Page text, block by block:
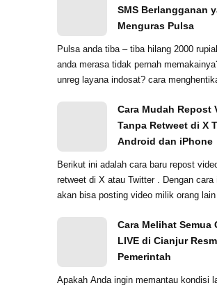
SMS Berlangganan
Menguras Pulsa
Pulsa anda tiba – tiba hilang 2000
anda merasa tidak pernah
unreg layana indosat? cara
Cara Mudah Repost
Tanpa Retweet di X
Android dan iPhone
Berikut ini adalah cara baru repost
retweet di X atau Twitter . Dengan cara
akan bisa posting video milik orang
Cara Melihat Semua
LIVE di Cianjur
Pemerintah
Apakah Anda ingin memantau kondisi